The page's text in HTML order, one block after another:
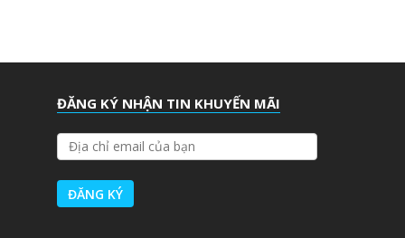
ĐĂNG KÝ NHẬN TIN KHUYẾN MÃI
Đ
Ị
A